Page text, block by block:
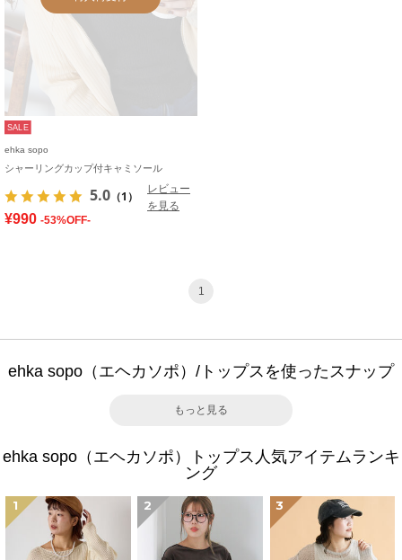
SALE
ehka sopo
シャーリングカップ付キャミソール
5.0 （1）
レビュー
を見る
¥990 -53%OFF-
1
ehka sopo（エヘカソポ）/トップスを使ったスナップ
もっと見る
ehka sopo（エヘカソポ）トップス人気アイテムランキ
ング
1 2 3